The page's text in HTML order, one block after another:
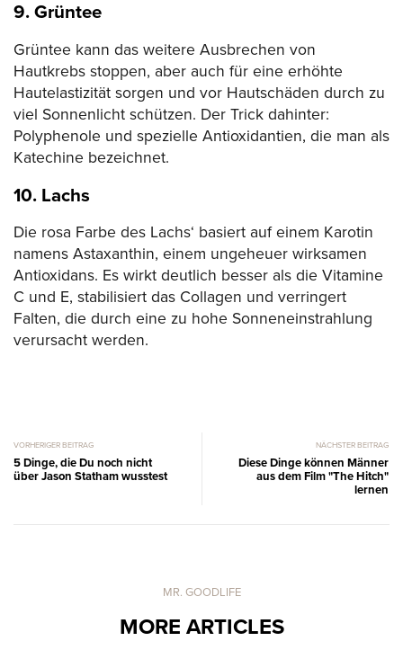
9. Grüntee
Grüntee kann das weitere Ausbrechen von
Hautkrebs stoppen, aber auch für eine erhöhte
Hautelastizität sorgen und vor Hautschäden durch zu
viel Sonnenlicht schützen. Der Trick dahinter:
Polyphenole und spezielle Antioxidantien, die man als
Katechine bezeichnet.
10. Lachs
Die rosa Farbe des Lachs‘ basiert auf einem Karotin
namens Astaxanthin, einem ungeheuer wirksamen
Antioxidans. Es wirkt deutlich besser als die Vitamine
C und E, stabilisiert das Collagen und verringert
Falten, die durch eine zu hohe Sonneneinstrahlung
verursacht werden.
VORHERIGER BEITRAG
5 Dinge, die Du noch nicht
über Jason Statham wusstest
NÄCHSTER BEITRAG
Diese Dinge können Männer
aus dem Film "The Hitch"
lernen
MR. GOODLIFE
MORE ARTICLES